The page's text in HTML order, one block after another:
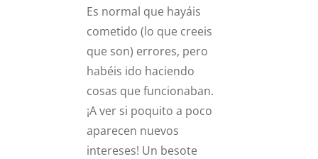
Es normal que hayáis
cometido (lo que creeis
que son) errores, pero
habéis ido haciendo
cosas que funcionaban.
¡A ver si poquito a poco
aparecen nuevos
intereses! Un besote